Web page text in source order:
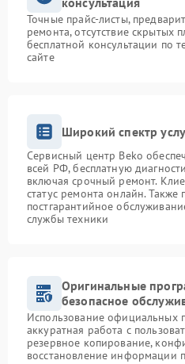
Точные прайс-листы,
ремонта, отсутствие скрытых
бесплатной консультации по
сайте
Широкий спектр
Сервисный центр Beko
всей РФ, бесплатную
включая срочный ремонт.
статус ремонта онлайн. Также
постгарантийное
службы техники
Оригинальные
безопасное
Использование официальных
аккуратная работа с
резервное копирование,
восстановление информации